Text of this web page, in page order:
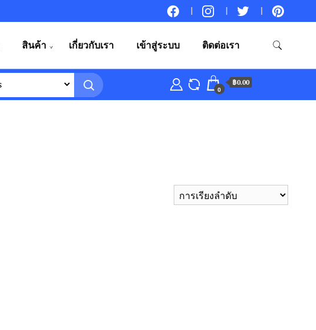
สินค้า เกี่ยวกับเรา เข้าสู่ระบบ ติดต่อเรา
0
฿0.00